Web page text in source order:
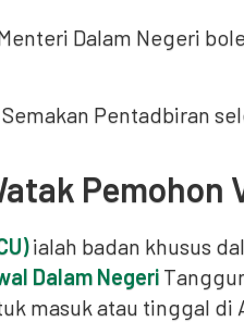
Dalam Negeri
Pentadbiran
Pemohon
ialah badan khusus
Dalam Negeri
masuk atau tinggal di